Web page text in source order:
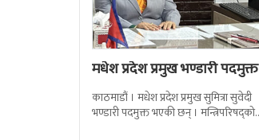
मधेश प्रदेश प्रमुख भण्डारी पदमुक्त
काठमाडौं । मधेश प्रदेश प्रमुख सुमित्रा सुवेदी
भण्डारी पदमुक्त भएकी छन् । मन्त्रिपरिषद्को